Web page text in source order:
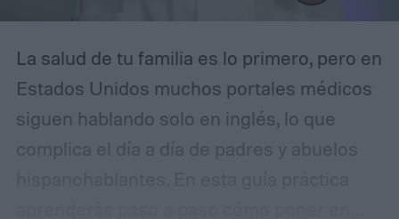
La salud de tu familia es lo primero, pero en
Estados Unidos muchos portales médicos
siguen hablando solo en inglés, lo que
complica el día a día de padres y abuelos